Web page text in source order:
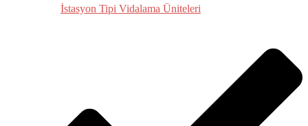
İstasyon Tipi Vidalama Üniteleri